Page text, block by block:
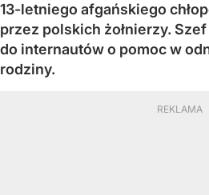
13-letniego afgańskiego
przez polskich żołnierzy. Szef
do internautów o pomoc w
rodziny.